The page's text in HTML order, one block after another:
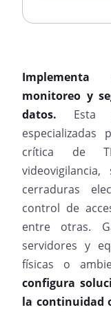
Implementa
monitoreo y
datos. Esta
crítica de
cerraduras
control de
entre otras.
servidores y
físicas o
configura
la continuidad